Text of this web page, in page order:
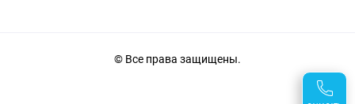
© Все права защищены.